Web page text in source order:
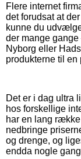
Flere internet
det forudsat at
kunne du
der mange
Nyborg eller
produkterne til en
Det er i dag ultra
hos forskellige
har en lang
nedbringe
og drenge, og
endda nogle